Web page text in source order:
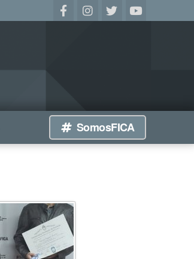
SomosFICA